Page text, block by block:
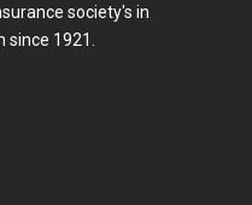
society's in
1921.